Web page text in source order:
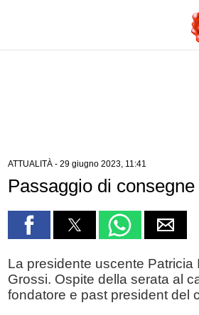
ATTUALITÀ- 29 giugno 2023, 11:41
Passaggio di
La presidente uscente
Grossi. Ospite della serata al
fondatore e past president del